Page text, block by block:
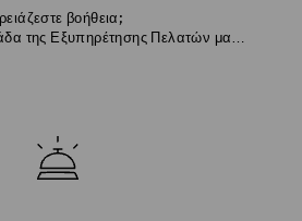
βοήθεια;
της Εξυπηρέτησης Πελατών μας